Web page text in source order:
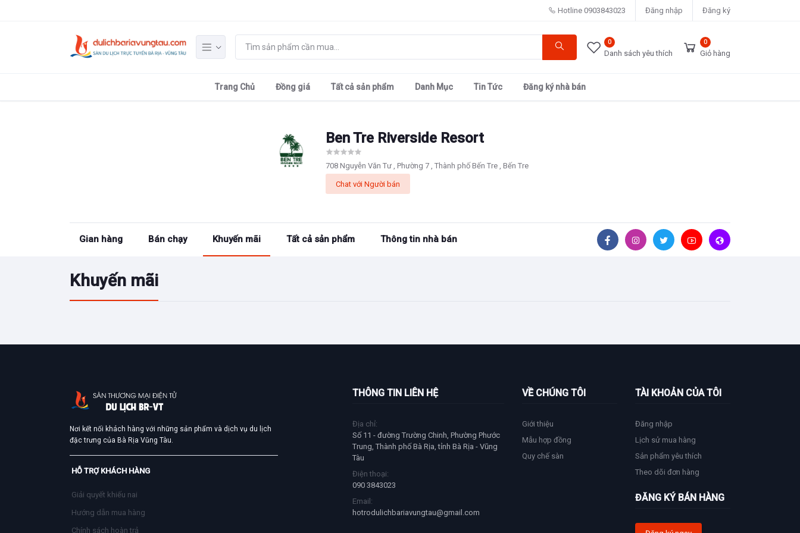
Hotline 0903843023 Đăng nhập Đăng ký
0
Danh sách yêu thích
0
Giỏ hàng
Trang Chủ Đồng giá Tất cả sản phẩm Danh Mục Tin Tức Đăng ký nhà bán
Ben Tre Riverside Resort
708 Nguyễn Văn Tư , Phường 7 , Thành phố Bến Tre , Bến Tre
Chat với Người bán
Gian hàng Bán chạy Khuyến mãi Tất cả sản phẩm Thông tin nhà bán
Khuyến mãi
Nơi kết nối khách hàng với những sản phẩm và dịch vụ du lịch
đặc trưng của Bà Rịa Vũng Tàu.
HỖ TRỢ KHÁCH HÀNG
Giải quyết khiếu nai
Hướng dẫn mua hàng
Chính sách hoàn trả
THÔNG TIN LIÊN HỆ
Địa chỉ:
Số 11 - đường Trường Chinh, Phường Phước
Trung, Thành phố Bà Rịa, tỉnh Bà Rịa - Vũng
Tàu
Điện thoại:
090 3843023
Email:
hotrodulichbariavungtau@gmail.com
VỀ CHÚNG TÔI
Giới thiệu
Mẫu hợp đồng
Quy chế sàn
TÀI KHOẢN CỦA TÔI
Đăng nhập
Lịch sử mua hàng
Sản phẩm yêu thích
Theo dõi đơn hàng
ĐĂNG KÝ BÁN HÀNG